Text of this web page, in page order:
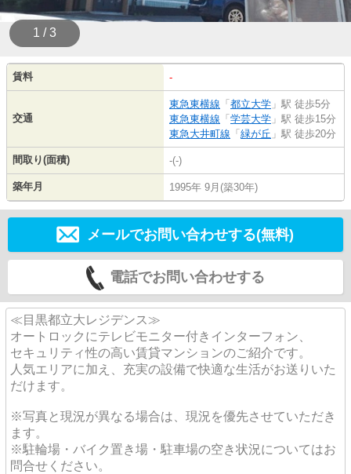
1 / 3
賃料 -
交通
東急東横線 「 都立大学 」駅 徒歩5分
東急東横線 「 学芸大学 」駅 徒歩15分
東急大井町線 「 緑が丘 」駅 徒歩20分
間取り(面積) -(-)
築年月 1995年 9月(築30年)
メールでお問い合わせする(無料)
電話でお問い合わせする
≪目黒都立大レジデンス≫
オートロックにテレビモニター付きインターフォン、
セキュリティ性の高い賃貸マンションのご紹介です。
人気エリアに加え、充実の設備で快適な生活がお送りいた
だけます。
※写真と現況が異なる場合は、現況を優先させていただき
ます。
※駐輪場・バイク置き場・駐車場の空き状況についてはお
問合せください。